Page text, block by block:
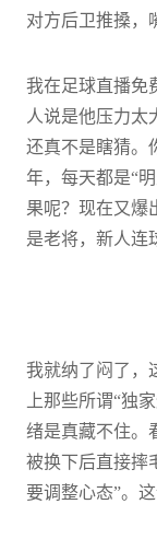
对方后卫推搡，
我在足球直播免
人说是他压力太
还真不是瞎猜。
年，每天都是“
果呢？现在又爆
是老将，新人连
我就纳了闷了，
上那些所谓“独
绪是真藏不住。
被换下后直接摔
要调整心态”。